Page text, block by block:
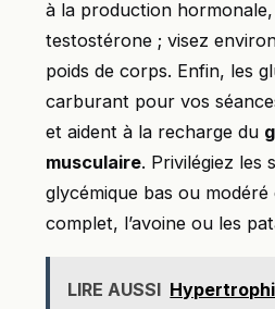
à la production
testostérone ; visez
poids de corps. Enfin, les
carburant pour vos
et aident à la recharge du
musculaire. Privilégiez les
glycémique bas ou modéré
complet, l’avoine ou les
LIRE AUSSI